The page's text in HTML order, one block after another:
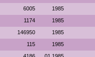
6005 1985
1174 1985
146950 1985
115 1985